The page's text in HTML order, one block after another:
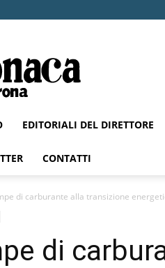
EDITORIALI DEL DIRETTORE
CONTATTI
di carburante alla transizione
di